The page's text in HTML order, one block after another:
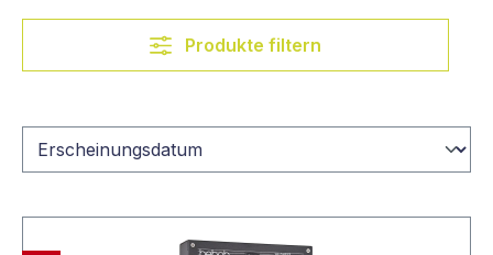
Produkte filtern